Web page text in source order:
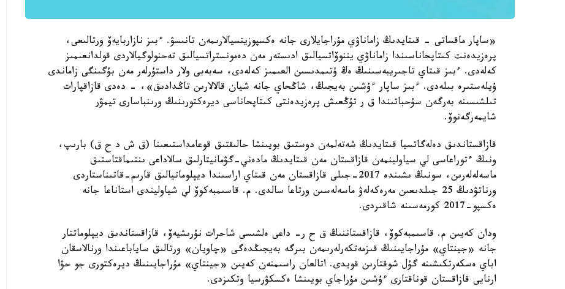
«ساپار ماقساتى - قىتايدىڭ زاماناۋي مۇراجايلارى جانە ەكسپوزيتسيالارىمەن تانىسۋ. ءبىز نازاربايەۆ ورتالىعى،
پرەزيدەنت كىتاپحاناسىندا زاماناۋي يننوۆاتسيالىق ادىستەر مەن دەمونستراتسيالىق تەحنولوگيالاردى قولدانعىمىز
كەلەدى. ءبىز قىتاي تاجىريبەسىنىڭ ەڭ ۇتىمدىسىن العىمىز كەلەدى، سەبەبى ولار داستۇرلەر مەن بۇگىنگى زاماندى
ۇيلەستىرە بىلەدى. ءبىز ساپار ءۇشىن بەيجىڭ، شاڭحاي جانە شيان قالالارىن تاڭدادىق»، - دەدى قازاقپارات
تىلشىسىنە بەرگەن سۇحباتىندا ق ر تۇڭعىش پرەزيدەنتى كىتاپحاناسى ديرەكتورىنىڭ ورىنباسارى تيمۋر
شايمەرگەنوۆ.
قازاقستاندىق دەلەگاتسيا قىتايدىڭ شەتەلمەن دوستىق بويىنشا حالىقتىق قوعامداستىعىنا (ق ش د ح ق) بارىپ،
ونىڭ ءتوراعاسى لي سياولينمەن قازاقستان مەن قىتايدىڭ مادەني-گۋمانيتارلىق سالاداعى ىنتىماقتاستىق
ماسەلەلەرىن، سونىڭ ىشىندە 2017-جىلى قازاقستان مەن قىتاي اراسىندا ديپلوماتيالىق قارىم-قاتىناستاردى
ورناتۋدىڭ 25 جىلدىعىن مەرەكەلەۋ ماسەلەسىن ورتاعا سالدى. م. قاسىمبەكوۆ لي شياوليندى استاناعا جانە
ەكسپو-2017 كورمەسىنە شاقىردى.
ودان كەيىن م. قاسىمبەكوۆ، قازاقستاننىڭ ق ح ر- داعى ەلشىسى شاحرات نۇرىشيەۆ، قازاقستاندىق ديپلوماتتار
جانە «جينتاي» مۇراجايىنىڭ قىزمەتكەرلەرىمەن بىرگە بەيجىڭدەگى «چاويان» ورتالىق ساياباعىندا ورنالاسقان
اباي ەسكەرتكىشىنە گۇل شوقتارىن قويدى. اتالعان راسىمنەن كەيىن «جينتاي» مۇراجايىنىڭ ديرەكتورى جو حۋا
ارنايى قازاقستان قوناقتارى ءۇشىن مۇراجاي بويىنشا ەكسكۋرسيا وتكىزدى.